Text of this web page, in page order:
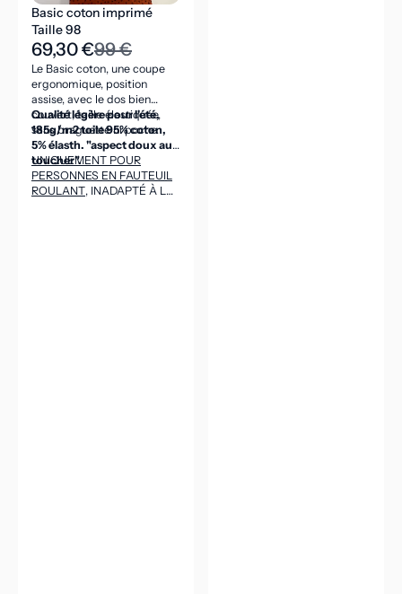
Basic coton imprimé
Taille 98
69,30 €99 €
Le Basic coton, une coupe
ergonomique, position
assise, avec le dos bien
couvert, taille élastiquée,
sans braguette ni poche.
Qualité légère pour l'été,
185g/m2 toile 95% coton,
5% élasth. "aspect doux au
toucher".
UNIQUEMENT POUR
PERSONNES EN FAUTEUIL
ROULANT, INADAPTÉ À LA